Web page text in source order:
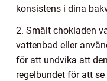
konsistens i dina
2. Smält chokladen
vattenbad eller
för att undvika att
regelbundet för att